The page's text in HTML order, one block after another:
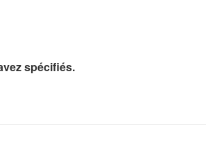
spécifiés.